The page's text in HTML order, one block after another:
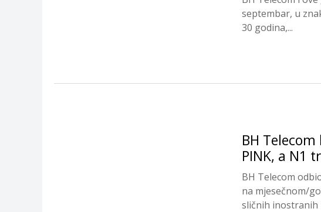
septembar, u
30 godina,...
BH
PINK, a N1
BH Telecom
na mjesečnom/
sličnih inostranih